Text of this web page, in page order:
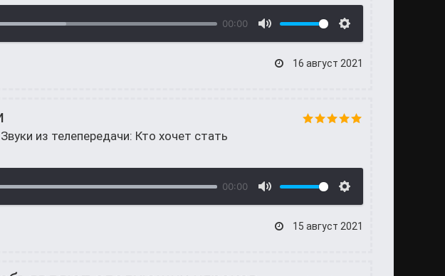
00:00
16 август 2021
Звуки из телепередачи: Кто хочет стать
00:00
15 август 2021